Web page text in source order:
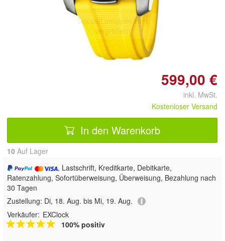
Doppelt antippen zum
vergrößern
599,00 €
inkl. MwSt.
Kostenloser Versand
In den Warenkorb
10 Auf Lager
, Lastschrift, Kreditkarte, Debitkarte,
Ratenzahlung, Sofortüberweisung, Überweisung, Bezahlung nach
30 Tagen
Zustellung: Di, 18. Aug. bis Mi, 19. Aug.
Verkäufer: EXClock
100% positiv